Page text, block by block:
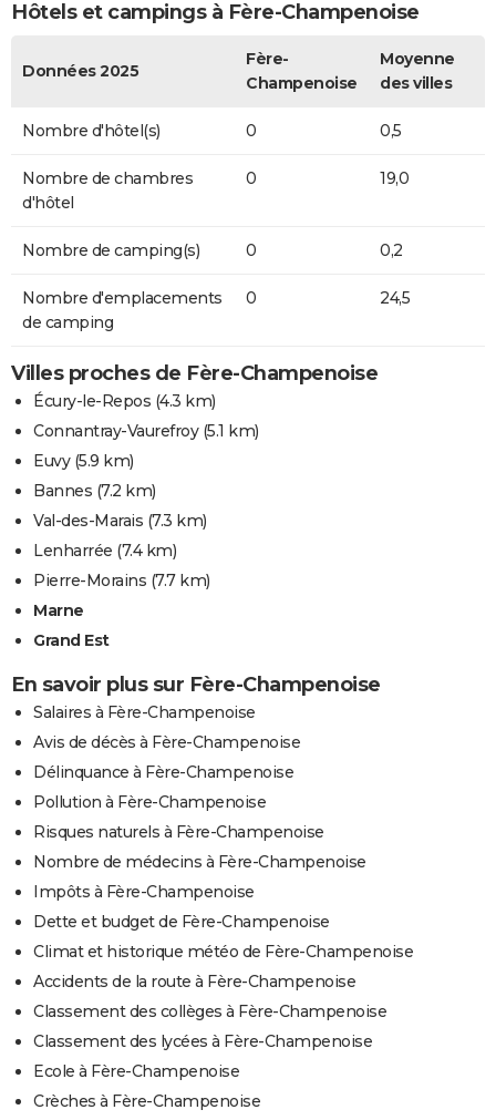
Hôtels et campings à Fère-Champenoise
Données 2025
Fère-
Champenoise
Moyenne
des villes
Nombre d'hôtel(s) 0 0,5
Nombre de chambres
d'hôtel
0 19,0
Nombre de camping(s) 0 0,2
Nombre d'emplacements
de camping
0 24,5
Villes proches de Fère-Champenoise
Écury-le-Repos (4.3 km)
Connantray-Vaurefroy(5.1 km)
Euvy(5.9 km)
Bannes (7.2 km)
Val-des-Marais (7.3 km)
Lenharrée (7.4 km)
Pierre-Morains (7.7 km)
Marne
Grand Est
En savoir plus sur Fère-Champenoise
Salaires à Fère-Champenoise
Avis de décès à Fère-Champenoise
Délinquance à Fère-Champenoise
Pollution à Fère-Champenoise
Risques naturels à Fère-Champenoise
Nombre de médecins à Fère-Champenoise
Impôts à Fère-Champenoise
Dette et budget de Fère-Champenoise
Climat et historique météo de Fère-Champenoise
Accidents de la route à Fère-Champenoise
Classement des collèges à Fère-Champenoise
Classement des lycées à Fère-Champenoise
Ecole à Fère-Champenoise
Crèches à Fère-Champenoise